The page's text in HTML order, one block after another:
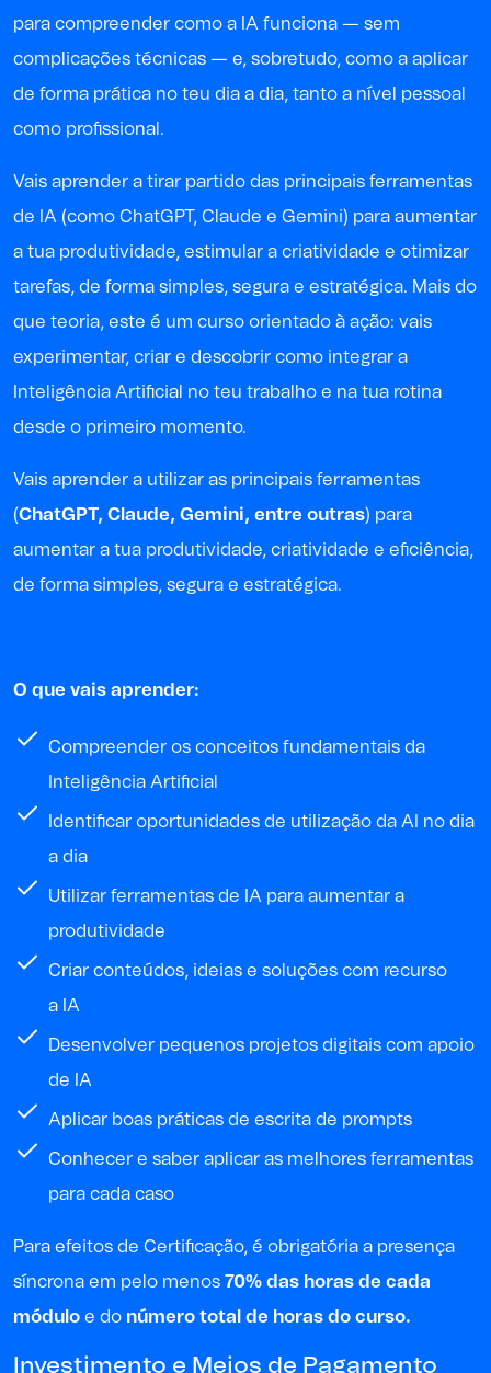
para compreender como a IA funciona — sem
complicações técnicas — e, sobretudo, como a aplicar
de forma prática no teu dia a dia, tanto a nível pessoal
como profissional.
Vais aprender a tirar partido das principais ferramentas
de IA (como ChatGPT, Claude e Gemini) para aumentar
a tua produtividade, estimular a criatividade e otimizar
tarefas, de forma simples, segura e estratégica. Mais do
que teoria, este é um curso orientado à ação: vais
experimentar, criar e descobrir como integrar a
Inteligência Artificial no teu trabalho e na tua rotina
desde o primeiro momento.
Vais aprender a utilizar as principais ferramentas
(ChatGPT, Claude, Gemini, entre outras) para
aumentar a tua produtividade, criatividade e eficiência,
de forma simples, segura e estratégica.
O que vais aprender:
Compreender os conceitos fundamentais da
Inteligência Artificial
Identificar oportunidades de utilização da AI no dia
a dia
Utilizar ferramentas de IA para aumentar a
produtividade
Criar conteúdos, ideias e soluções com recurso
a IA
Desenvolver pequenos projetos digitais com apoio
de
IA
Aplicar boas práticas de escrita de prompts
Conhecer e saber aplicar as melhores ferramentas
para cada caso
Para efeitos de Certificação, é obrigatória a presença
síncrona em pelo menos 70% das horas de cada
módulo e do número total de horas do curso.
Investimento e Meios de Pagamento